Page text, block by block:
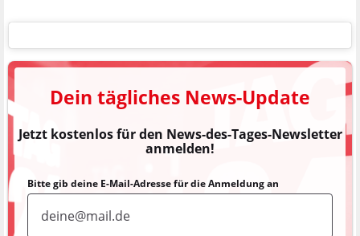
Dein tägliches News-Update
Jetzt kostenlos für den News-des-Tages-Newsletter
anmelden!
Bitte gib deine E-Mail-Adresse für die Anmeldung an